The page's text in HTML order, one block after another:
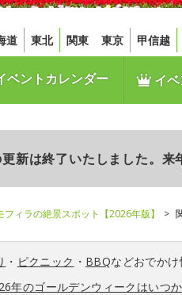
道 東北 関東 東京 甲信越
ベントカレンダー イベ
新は終了いたしました。来
フィラの絶景スポット【2026年版】
・ ピクニック ・ BBQなどおでか
年のゴールデンウィークはいつ